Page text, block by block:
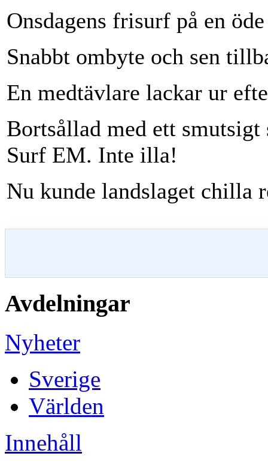
Onsdagens frisurf på en
Snabbt ombyte och sen
En medtävlare lackar ur
Bortsållad med ett
Surf EM. Inte illa!
Nu kunde landslaget chilla
Avdelningar
Nyheter
Sverige
Världen
Innehåll